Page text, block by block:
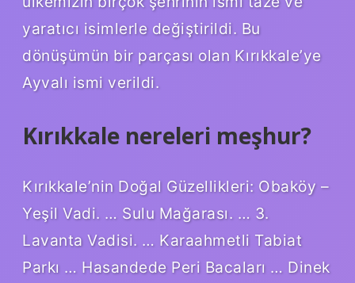
yaratıcı isimlerle değiştirildi. Bu
dönüşümün bir parçası olan Kırıkkale’ye
Ayvalı ismi verildi.
Kırıkkale nereleri meşhur?
Kırıkkale’nin Doğal Güzellikleri: Obaköy –
Yeşil Vadi. … Sulu Mağarası. … 3.
Lavanta Vadisi. … Karaahmetli Tabiat
Parkı … Hasandede Peri Bacaları … Dinek